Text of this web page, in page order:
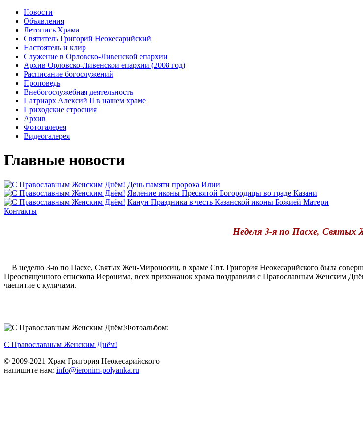
Новости
Объявления
Летопись Храма
Святитель Григорий Неокесарийский
Настоятель и клир
Служение в Орловско-Ливенской епархии
Архив Орловско-Ливенской епархии (2008 год)
Расписание богослужений
Проповедь
Внебогослужебная деятельность
Патриарх Алексий II в нашем храме
Приходские строения
Архив
Фотогалерея
Видеогалерея
Главные новости
День памяти пророка Илии
Явлeние иконы Пресвятой Богородицы во граде Казани
Канун Праздника в честь Казанской иконы Божией Матери
Контакты
Неделя 3-я по Пасхе, Святых
В неделю 3-ю по Пасхе, Святых Жен-Мироносиц, в храме Свт. Григория Неокесарийского была
Преосвященного епископа Иеронима, всех прихожанок храма поздравили с Православным Женским
чаепитие с куличами.
Фотоальбом:
С Православным Женским Днём!
© 2009-2021 Храм Григория Неокесарийского
напишите нам: info@ieronim-polyanka.ru